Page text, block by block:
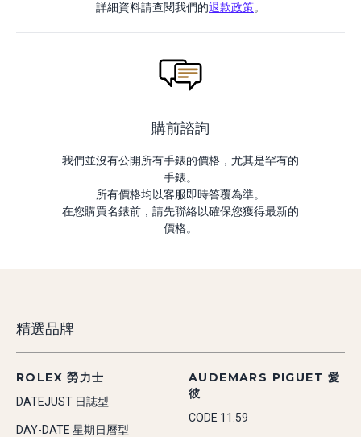
詳細資料請查閱我們的退款政策。
購前諮詢
我們並沒有公開所有手錶的價格，尤其是罕有的
手錶。
所有價格均以客服即時答覆為準。
在您購買名錶前，請先聯絡以確保您獲得最新的
價格。
精選品牌
ROLEX 勞力士
DATEJUST 日誌型
DAY-DATE 星期日曆型
AUDEMARS PIGUET 愛
彼
CODE 11.59